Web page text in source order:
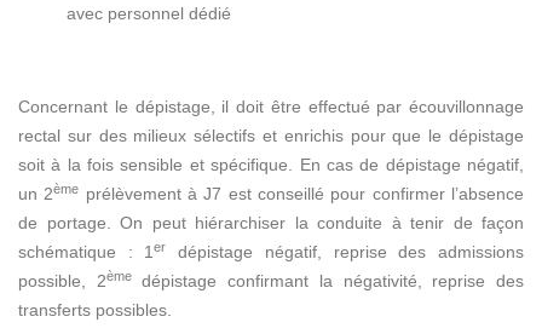
avec personnel dédié
Concernant le dépistage, il doit être effectué par écouvillonnage
rectal sur des milieux sélectifs et enrichis pour que le dépistage
soit à la fois sensible et spécifique. En cas de dépistage négatif,
un 2ème prélèvement à J7 est conseillé pour confirmer l’absence
de portage. On peut hiérarchiser la conduite à tenir de façon
schématique : 1er
dépistage négatif, reprise des admissions
possible, 2èmedépistage confirmant la négativité, reprise des
transferts possibles.